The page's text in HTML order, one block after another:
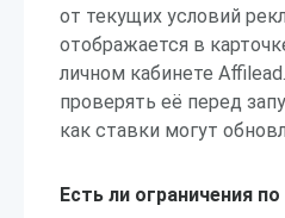
от текущих условий
отображается в
личном кабинете
проверять её перед
как ставки могут
Есть ли ограничения